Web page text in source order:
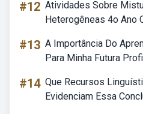
#12 Atividades Sobre
Heterogêneas 4o Ano
#13 A Importância Do
Para Minha Futura
#14 Que Recursos
Evidenciam Essa